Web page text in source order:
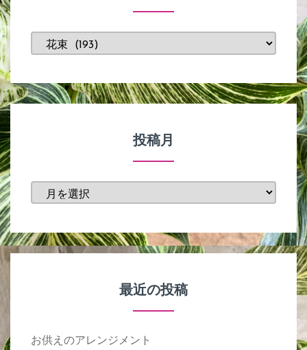
テ
リ
ー
投稿月
稿
最近の投稿
お供えのアレンジメント